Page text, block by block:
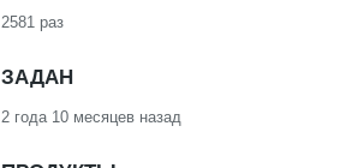
2581 раз
ЗАДАН
2 года 10 месяцев назад